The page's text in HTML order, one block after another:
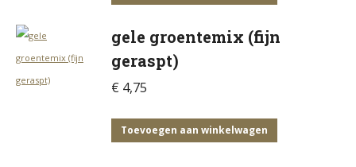
kan
de
productpagina
gele groentemix (fijn
geraspt)
€ 4,75
Toevoegen aan winkelwagen